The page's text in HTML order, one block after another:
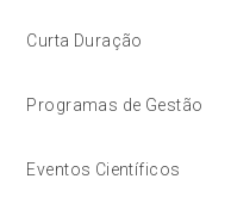
Curta Duração
Programas de Gestão
Eventos Científicos